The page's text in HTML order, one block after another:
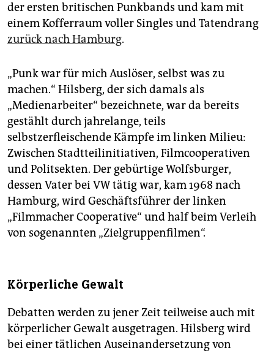
der ersten britischen Punkbands und kam mit
einem Kofferraum voller Singles und Tatendrang
zurück nach Hamburg.
„Punk war für mich Auslöser, selbst was zu
machen.“ Hilsberg, der sich damals als
„Medienarbeiter“ bezeichnete, war da bereits
gestählt durch jahrelange, teils
selbstzerfleischende Kämpfe im linken Milieu:
Zwischen Stadtteilinitiativen, Filmcooperativen
und Politsekten. Der gebürtige Wolfsburger,
dessen Vater bei VW tätig war, kam 1968 nach
Hamburg, wird Geschäftsführer der linken
„Filmmacher Cooperative“ und half beim Verleih
von sogenannten „Zielgruppenfilmen“.
Körperliche Gewalt
Debatten werden zu jener Zeit teilweise auch mit
körperlicher Gewalt ausgetragen. Hilsberg wird
bei einer tätlichen Auseinandersetzung von